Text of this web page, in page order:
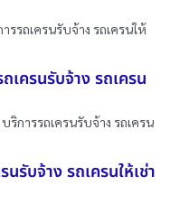
รรถเครนรับจ้าง รถเครนให้
ครนรับจ้าง รถเครน
การรถเครนรับจ้าง รถเครน
รับจ้าง รถเครนให้เช่า